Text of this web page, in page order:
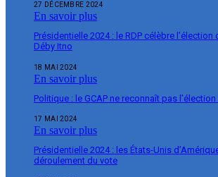
27 DÉCEMBRE 2024
En savoir plus
Présidentielle 2024 : le RDP célèbre
Déby Itno
18 MAI 2024
En savoir plus
Politique : le GCAP ne reconnaît pas
17 MAI 2024
En savoir plus
Présidentielle 2024 : les États-Unis
déroulement du vote